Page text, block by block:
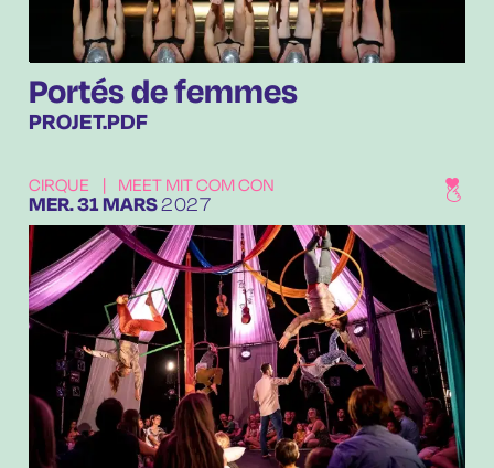
Portés de femmes
PROJET.PDF
CIRQUE MEET MIT COM CON
MERCREDI
MER.31 MARS
MARS2027